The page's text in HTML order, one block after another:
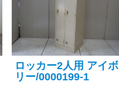
ロッカー2人用 アイボ
リー/0000199-1